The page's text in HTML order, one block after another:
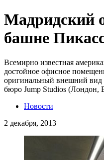
Мадридский
башне
Всемирно известная
достойное офисное
оригинальный внешний вид
бюро Jump Studios (Лондон,
Новости
2 декабря, 2013